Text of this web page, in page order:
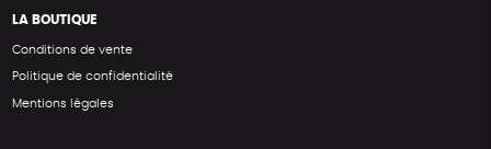
LA BOUTIQUE
Conditions de vente
Politique de confidentialité
Mentions légales